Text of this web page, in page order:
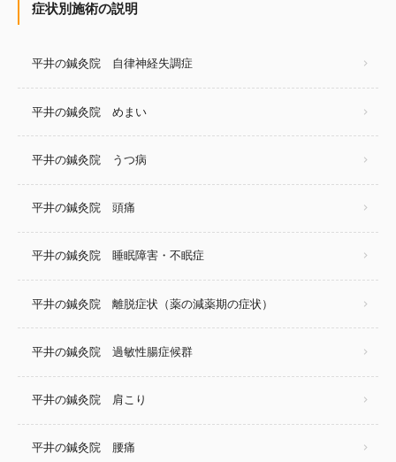
症状別施術の説明
平井の鍼灸院 自律神経失調症
平井の鍼灸院 めまい
平井の鍼灸院 うつ病
平井の鍼灸院 頭痛
平井の鍼灸院 睡眠障害・不眠症
平井の鍼灸院 離脱症状（薬の減薬期の症状）
平井の鍼灸院 過敏性腸症候群
平井の鍼灸院 肩こり
平井の鍼灸院 腰痛